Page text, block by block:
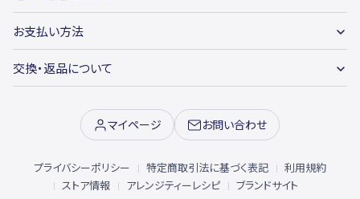
お支払い方法
交換・返品について
マイページ お問い合わせ
プライバシーポリシー 特定商取引法に基づく表記
利用規約
ストア情報
アレンジティーレシピ ブランドサイト